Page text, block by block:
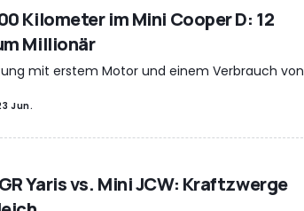
Kilometer im Mini Cooper D: 12
Millionär
mit erstem Motor und einem Verbrauch von
Jun.
Yaris vs. Mini JCW: Kraftzwerge